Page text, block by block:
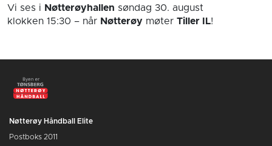
Vi ses i Nøtterøyhallen søndag 30. august
klokken 15:30 – når Nøtterøy møter Tiller IL!
Nøtterøy Håndball Elite
Postboks 2011